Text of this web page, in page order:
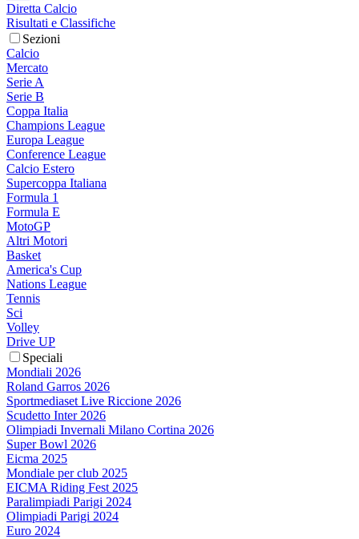
Diretta Calcio
Risultati e Classifiche
Sezioni
Calcio
Mercato
Serie A
Serie B
Coppa Italia
Champions League
Europa League
Conference League
Calcio Estero
Supercoppa Italiana
Formula 1
Formula E
MotoGP
Altri Motori
Basket
America's Cup
Nations League
Tennis
Sci
Volley
Drive UP
Speciali
Mondiali 2026
Roland Garros 2026
Sportmediaset Live Riccione 2026
Scudetto Inter 2026
Olimpiadi Invernali Milano Cortina 2026
Super Bowl 2026
Eicma 2025
Mondiale per club 2025
EICMA Riding Fest 2025
Paralimpiadi Parigi 2024
Olimpiadi Parigi 2024
Euro 2024